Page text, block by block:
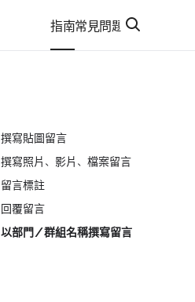
指南常見問題
撰寫貼圖留言
撰寫照片、影片、檔案留言
留言標註
回覆留言
以部門／群組名稱撰寫留言